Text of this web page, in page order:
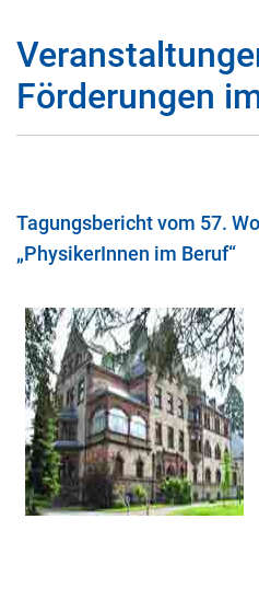
Förderungen
Tagungsbericht vom 57.
„PhysikerInnen im Beruf“